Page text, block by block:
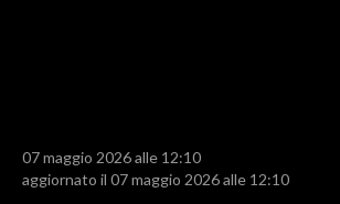
RISULTATI E CLASSIFICHE
07 maggio 2026 alle 12:10
aggiornato il 07 maggio 2026 alle 12:10